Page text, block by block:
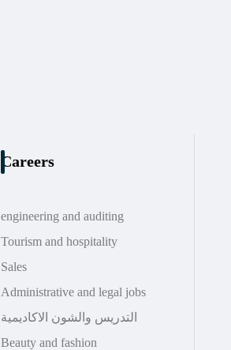
Careers
engineering and auditing
Tourism and hospitality
Sales
Administrative and legal jobs
التدريس والشون الاكاديمية
Beauty and fashion